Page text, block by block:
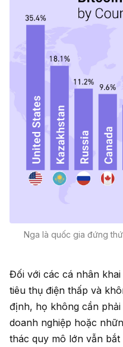
Nga là quốc gia đứng
Đối với các cá nhân
tiêu thụ điện thấp và
định, họ không cần
doanh nghiệp hoặc
thác quy mô lớn vẫn